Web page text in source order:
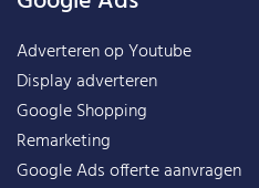
Adverteren op Youtube
Display adverteren
Google Shopping
Remarketing
Google Ads offerte aanvragen